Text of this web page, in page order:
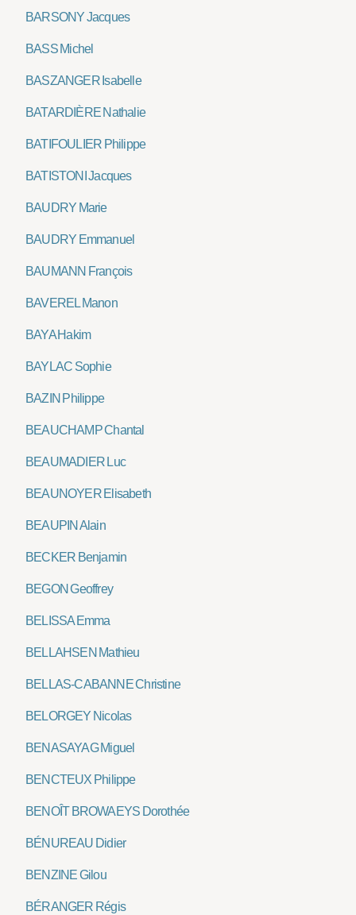
BARSONY Jacques
BASS Michel
BASZANGER Isabelle
BATARDIÈRE Nathalie
BATIFOULIER Philippe
BATISTONI Jacques
BAUDRY Marie
BAUDRY Emmanuel
BAUMANN François
BAVEREL Manon
BAYA Hakim
BAYLAC Sophie
BAZIN Philippe
BEAUCHAMP Chantal
BEAUMADIER Luc
BEAUNOYER Elisabeth
BEAUPIN Alain
BECKER Benjamin
BEGON Geoffrey
BELISSA Emma
BELLAHSEN Mathieu
BELLAS-CABANNE Christine
BELORGEY Nicolas
BENASAYAG Miguel
BENCTEUX Philippe
BENOÎT BROWAEYS Dorothée
BÉNUREAU Didier
BENZINE Gilou
BÉRANGER Régis